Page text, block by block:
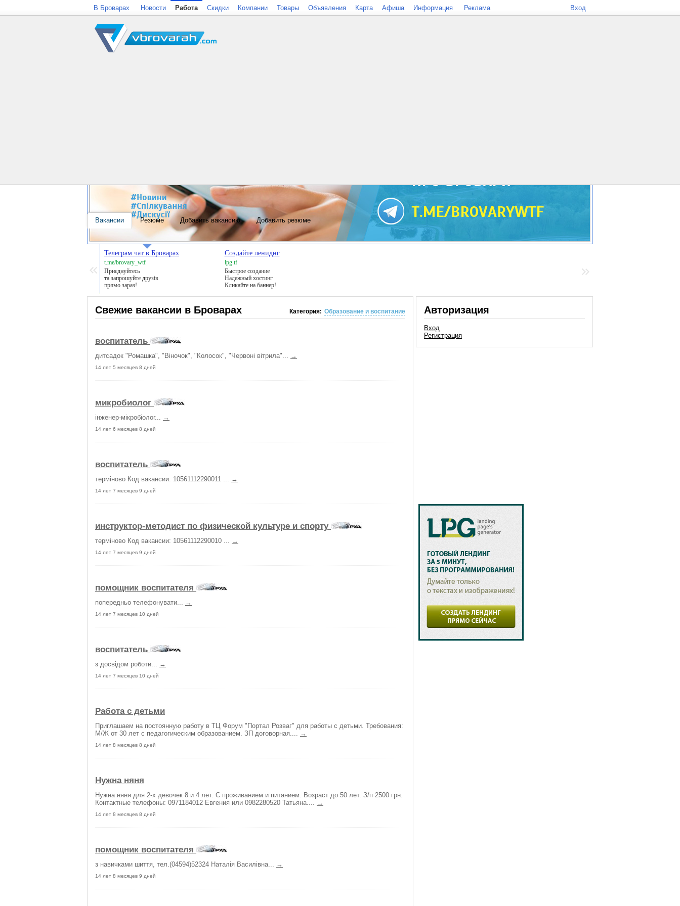
Телеграм чат в Броварах
t.me/brovary_wtf
Приєднуйтесь
та запрошуйте друзів
прямо зараз!
Создайте лениднг
lpg.tf
Быстрое создание
Надежный хостинг
Кликайте на баннер!
Свежие вакансии в Броварах Категория: Образование и воспитание
воспитатель
дитсадок "Ромашка", "Віночок", "Колосок", "Червоні вітрила"... →
14 лет 5 месяцев 8 дней
микробиолог
інженер-мікробіолог... →
14 лет 6 месяцев 8 дней
воспитатель
терміново Код вакансии: 10561112290011 ... →
14 лет 7 месяцев 9 дней
инструктор-методист по физической культуре и спорту
терміново Код вакансии: 10561112290010 ... →
14 лет 7 месяцев 9 дней
помощник воспитателя
попередньо телефонувати... →
14 лет 7 месяцев 10 дней
воспитатель
з досвідом роботи... →
14 лет 7 месяцев 10 дней
Работа с детьми
Приглашаем на постоянную работу в ТЦ Форум "Портал Розваг" для работы с детьми. Требования:
М/Ж от 30 лет с педагогическим образованием. ЗП договорная.... →
14 лет 8 месяцев 8 дней
Нужна няня
Нужна няня для 2-х девочек 8 и 4 лет. С проживанием и питанием. Возраст до 50 лет. З/п 2500 грн.
Контактные телефоны: 0971184012 Евгения или 0982280520 Татьяна.... →
14 лет 8 месяцев 8 дней
помощник воспитателя
з навичками шиття, тел.(04594)52324 Наталія Василівна... →
14 лет 8 месяцев 9 дней
Авторизация
Вход
Регистрация
В Броварах Новости Работа Скидки Компании Товары Объявления Карта Афиша Информация Реклама Вход
Вакансии Резюме Добавить вакансию Добавить резюме